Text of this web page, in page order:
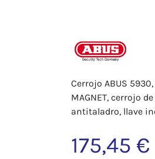
Cerrojo ABUS
MAGNET, cerrojo
antitaladro, llave
175,45 €